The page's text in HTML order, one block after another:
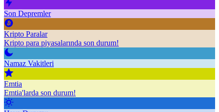
Son Depremler
Kripto Paralar
Kripto para piyasalarında son durum!
Namaz Vakitleri
Emtia
Emtia'larda son durum!